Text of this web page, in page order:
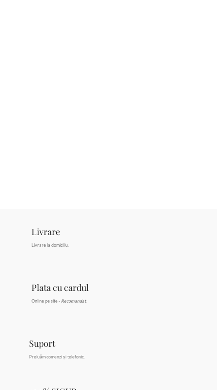
Livrare
Livrare la domiciliu.
Plata cu cardul
Online pe site - Recomandat.
Suport
Preluăm comenzi și telefonic.